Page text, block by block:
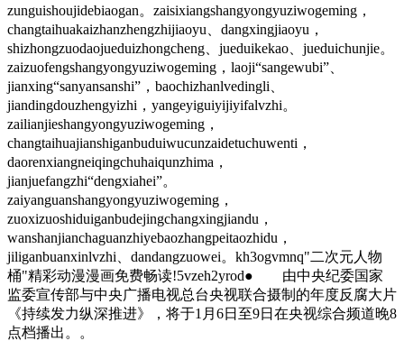
zunguishoujidebiaogan。zaisixiangshangyongyuziwogeming，
changtaihuakaizhanzhengzhijiaoyu、dangxingjiaoyu，
shizhongzuodaojueduizhongcheng、jueduikekao、jueduichunjie。
zaizuofengshangyongyuziwogeming，laoji“sangewubi”、
jianxing“sanyansanshi”，baochizhanlvedingli、
jiandingdouzhengyizhi，yangeyiguiyijiyifalvzhi。
zailianjieshangyongyuziwogeming，
changtaihuajianshiganbuduiwucunzaidetuchuwenti，
daorenxiangneiqingchuhaiqunzhima，
jianjuefangzhi“dengxiahei”。
zaiyanguanshangyongyuziwogeming，
zuoxizuoshiduiganbudejingchangxingjiandu，
wanshanjianchaguanzhiyebaozhangpeitaozhidu，
jiliganbuanxinlvzhi、dandangzuowei。kh3ogvmnq"二次元人物
桶"精彩动漫漫画免费畅读!5vzeh2yrod● 由中央纪委国家
监委宣传部与中央广播电视总台央视联合摄制的年度反腐大片
《持续发力纵深推进》，将于1月6日至9日在央视综合频道晚8
点档播出。。